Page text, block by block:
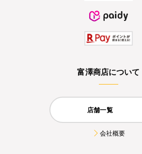
富澤商店について
店舗一覧
会社概要